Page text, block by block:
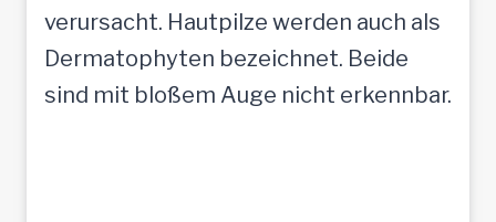
verursacht. Hautpilze werden auch als
Dermatophyten bezeichnet. Beide
sind mit bloßem Auge nicht erkennbar.